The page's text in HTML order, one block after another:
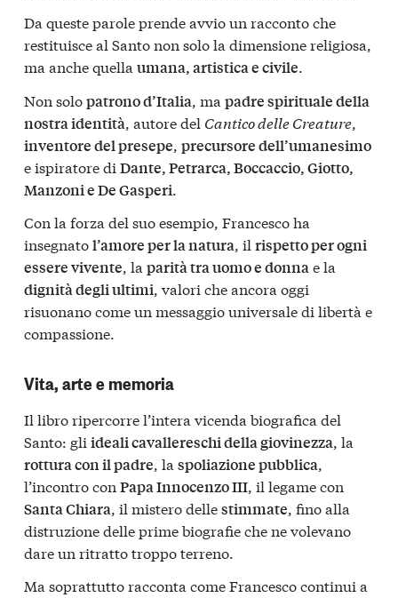
Da queste parole prende avvio un racconto che
restituisce al Santo non solo la dimensione religiosa,
ma anche quella umana, artistica e civile.
Non solopatrono d’Italia, ma padre spirituale della
nostra identità, autore del Cantico delle Creature,
inventore del presepe, precursore dell’umanesimo
e ispiratore di Dante, Petrarca, Boccaccio, Giotto,
Manzoni e De Gasperi.
Con la forza del suo esempio, Francesco ha
insegnatol’amore per la natura, il rispetto per ogni
essere vivente, la parità tra uomo e donnae la
dignità degli ultimi, valori che ancora oggi
risuonano come un messaggio universale di libertà e
compassione.
Vita, arte e memoria
Il libro ripercorre l’intera vicenda biografica del
Santo: gli ideali cavallereschi della giovinezza , la
rottura con il padre , la spoliazione pubblica
l’incontro con Papa Innocenzo III , il legame con
Santa Chiara , il mistero dellestimmate , fino alla
distruzione delle prime biografie che ne volevano
dare un ritratto troppo terreno.
Ma soprattutto racconta come Francesco continui a